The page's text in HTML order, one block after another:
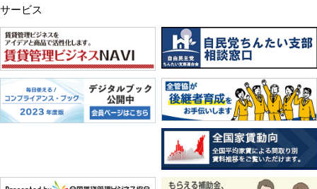
サービス